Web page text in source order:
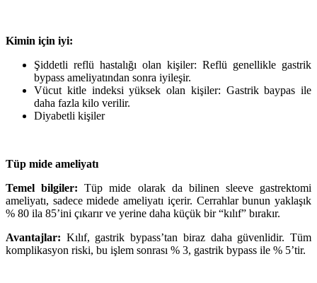
Kimin için iyi:
Şiddetli reflü hastalığı olan kişiler: Reflü genellikle gastrik
bypass ameliyatından sonra iyileşir.
Vücut kitle indeksi yüksek olan kişiler: Gastrik baypas ile
daha fazla kilo verilir.
Diyabetli kişiler
Tüp mide ameliyatı
Temel bilgiler: Tüp mide olarak da bilinen sleeve gastrektomi
ameliyatı, sadece midede ameliyatı içerir. Cerrahlar bunun yaklaşık
% 80 ila 85’ini çıkarır ve yerine daha küçük bir “kılıf” bırakır.
Avantajlar: Kılıf, gastrik bypass’tan biraz daha güvenlidir. Tüm
komplikasyon riski, bu işlem sonrası % 3, gastrik bypass ile % 5’tir.